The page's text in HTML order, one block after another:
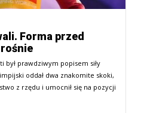
Forma przed
był prawdziwym popisem siły
oddał dwa znakomite skoki,
z rzędu i umocnił się na pozycji